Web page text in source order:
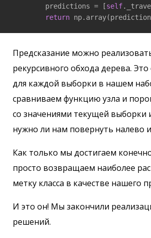
        predictions = [
self
return
Предсказание можно
рекурсивного обхода дерева. Это
для каждой выборки в нашем
сравниваем функцию узла и
со значениями текущей выборки
нужно ли нам повернуть налево
Как только мы достигаем
просто возвращаем наиболее
метку класса в качестве нашего
И это он! Мы закончили
решений.